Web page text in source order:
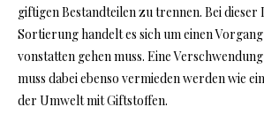
giftigen Bestandteilen zu trennen. Bei dieser
Sortierung handelt es sich um einen
vonstatten gehen muss. Eine
muss dabei ebenso vermieden werden wie
der Umwelt mit Giftstoffen.